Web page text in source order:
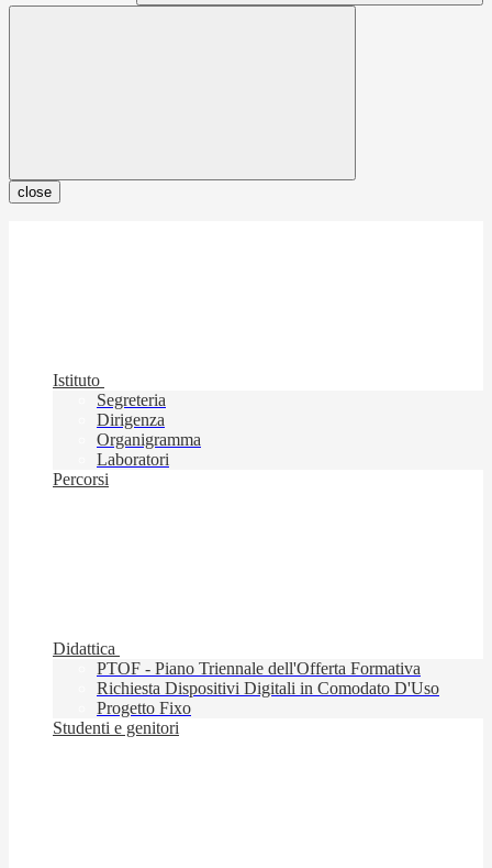
close
Istituto
Segreteria
Dirigenza
Organigramma
Laboratori
Percorsi
Didattica
PTOF - Piano Triennale dell'Offerta Formativa
Richiesta Dispositivi Digitali in Comodato D'Uso
Progetto Fixo
Studenti e genitori